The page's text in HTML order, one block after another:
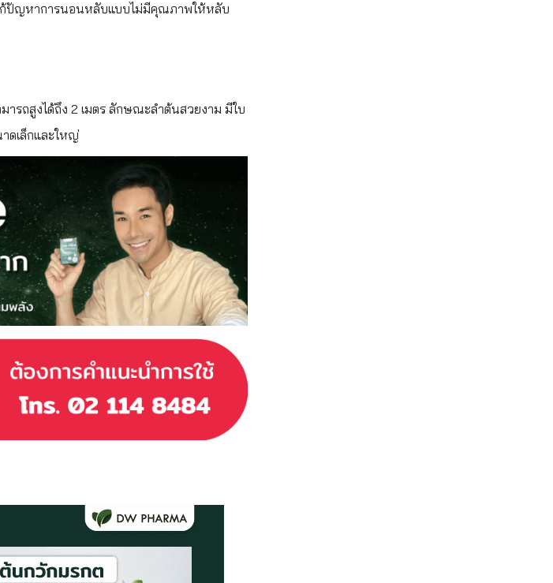
แก้ปัญหาการนอนหลับแบบไม่มีคุณภาพให้หลับ
รถสูงได้ถึง 2 เมตร ลักษณะลำต้นสวยงาม มีใบ
ดเล็กและใหญ่